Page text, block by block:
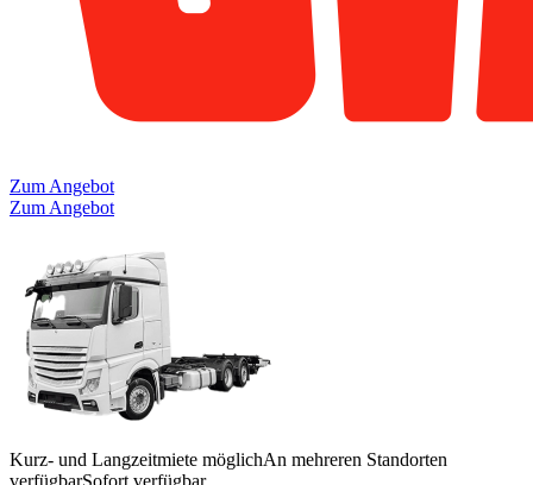
Zum Angebot
Zum Angebot
Kurz- und Langzeitmiete möglichAn mehreren Standorten
verfügbarSofort verfügbar